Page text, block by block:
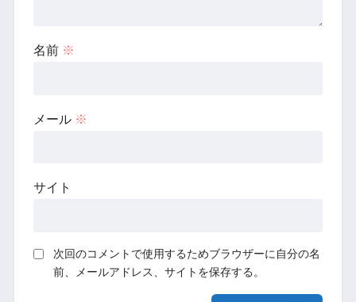
名前 ※
メール ※
サイト
次回のコメントで使用するためブラウザーに自分の名
前、メールアドレス、サイトを保存する。